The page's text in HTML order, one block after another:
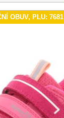
OBUV, PLU: 7681